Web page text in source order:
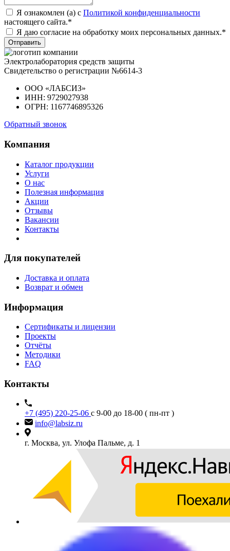
Я ознакомлен (а) с Политикой конфиденциальности
настоящего сайта.*
Я даю согласие на обработку моих персональных данных.*
Отправить
Электролаборатория средств защиты
Свидетельство о регистрации №6614-3
ООО «ЛАБСИЗ»
ИНН: 9729027938
ОГРН: 1167746895326
Обратный звонок
Компания
Каталог продукции
Услуги
О нас
Полезная информация
Акции
Отзывы
Вакансии
Контакты
Для покупателей
Доставка и оплата
Возврат и обмен
Информация
Сертификаты и лицензии
Проекты
Отчёты
Методики
FAQ
Контакты
+7 (495) 220-25-06 с 9-00 до 18-00 ( пн-пт )
info@labsiz.ru
г. Москва, ул. Улофа Пальме, д. 1